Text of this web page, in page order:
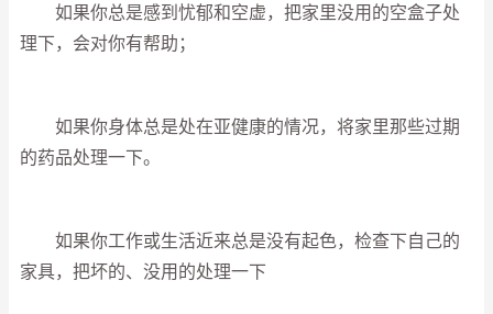
如果你总是感到忧郁和空虚，把家里没用的空盒子处
理下，会对你有帮助；
如果你身体总是处在亚健康的情况，将家里那些过期
的药品处理一下。
如果你工作或生活近来总是没有起色，检查下自己的
家具，把坏的、没用的处理一下